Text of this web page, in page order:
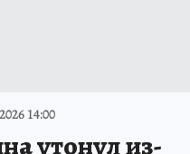
14:00
утонул из-